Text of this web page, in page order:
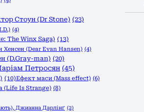
Стоун (Dr Stone) (23)
(4)
The Winx Saga) (13)
Хенсен (Dear Evan Hansen) (4)
(D.Gray-man) (20)
Петросян (45)
(10)Ефект маси (Mass effect) (6)
(Life Is Strange) (8)
Джианна Дарлінґ (2)